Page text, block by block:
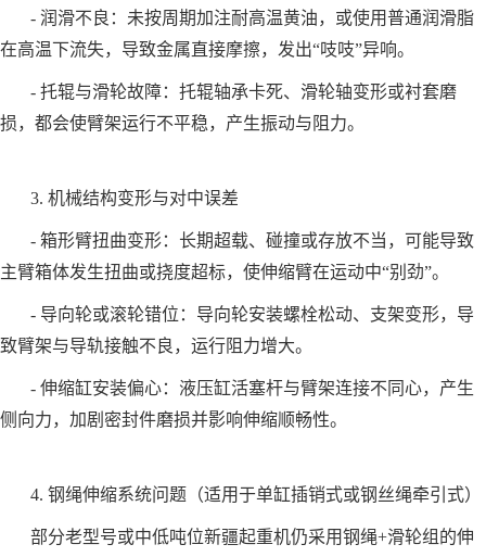
- 润滑不良：未按周期加注耐高温黄油，或使用普通润滑脂
在高温下流失，导致金属直接摩擦，发出“吱吱”异响。
- 托辊与滑轮故障：托辊轴承卡死、滑轮轴变形或衬套磨
损，都会使臂架运行不平稳，产生振动与阻力。
3. 机械结构变形与对中误差
- 箱形臂扭曲变形：长期超载、碰撞或存放不当，可能导致
主臂箱体发生扭曲或挠度超标，使伸缩臂在运动中“别劲”。
- 导向轮或滚轮错位：导向轮安装螺栓松动、支架变形，导
致臂架与导轨接触不良，运行阻力增大。
- 伸缩缸安装偏心：液压缸活塞杆与臂架连接不同心，产生
侧向力，加剧密封件磨损并影响伸缩顺畅性。
4. 钢绳伸缩系统问题（适用于单缸插销式或钢丝绳牵引式）
部分老型号或中低吨位新疆起重机仍采用钢绳+滑轮组的伸